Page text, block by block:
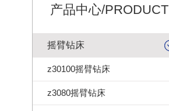
产品中心/PRODUCT
摇臂钻床
z30100摇臂钻床
z3080摇臂钻床